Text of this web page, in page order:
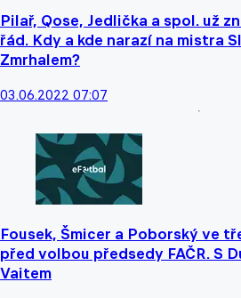
Pilař, Qose, Jedlička a spol. už
řád. Kdy a kde narazí na mistra
Zmrhalem?
03.06.2022 07:07
Fousek, Šmicer a Poborský ve
před volbou předsedy FAČR. S
Vaitem